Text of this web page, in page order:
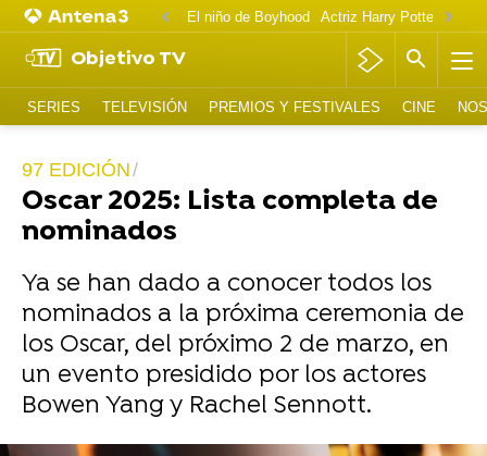
El niño de Boyhood Actriz Harry Potter
Objetivo TV
SERIES TELEVISIÓN PREMIOS Y FESTIVALES CINE
97 EDICIÓN
Oscar 2025: Lista completa de
nominados
Ya se han dado a conocer todos los
nominados a la próxima ceremonia de
los Oscar, del próximo 2 de marzo, en
un evento presidido por los actores
Bowen Yang y Rachel Sennott.